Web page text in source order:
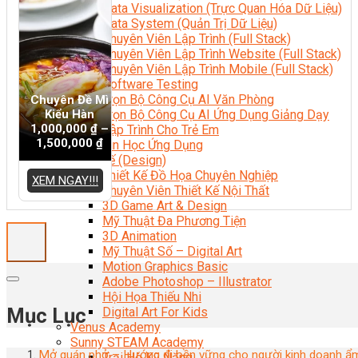
Data Visualization (Trực Quan Hóa Dữ Liệu)
Data System (Quản Trị Dữ Liệu)
Chuyên Viên Lập Trình (Full Stack)
Chuyên Viên Lập Trình Website (Full Stack)
Chuyên Viên Lập Trình Mobile (Full Stack)
Software Testing
Trọn Bộ Công Cụ AI Văn Phòng
Trọn Bộ Công Cụ AI Ứng Dụng Giảng Dạy
Lập Trình Cho Trẻ Em
Tin Học Ứng Dụng
Thiết Kế (Design)
Thiết Kế Đồ Họa Chuyên Nghiệp
Chuyên Viên Thiết Kế Nội Thất
3D Game Art & Design
Mỹ Thuật Đa Phương Tiện
3D Animation
Mỹ Thuật Số – Digital Art
Motion Graphics Basic
Adobe Photoshop – Illustrator
Hội Họa Thiếu Nhi
Digital Art For Kids
Venus Academy
Sunny STEAM Academy
Chuyên Đề Mì
Kiểu Hàn
1,000,000₫–
1,500,000 ₫
XEM NGAY!!!
Mục Lục
Mở quán phở – Hướng đi bền vững cho người kinh doanh